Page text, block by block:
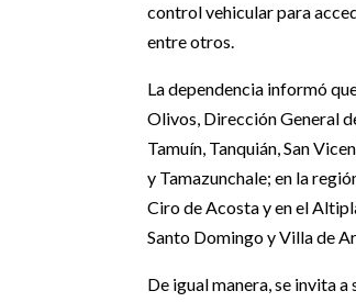
control vehicular para
entre otros.
La dependencia informó
Olivos, Dirección General
Tamuín, Tanquián, San
y Tamazunchale; en la
Ciro de Acosta y en el
Santo Domingo y Villa de
De igual manera, se invita